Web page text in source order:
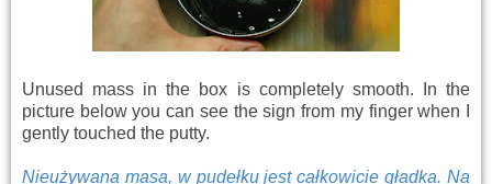
Unused mass in the box is completely smooth. In the
picture below you can see the sign from my finger when I
gently touched the putty.
Nieużywana masa, w pudełku jest całkowicie gładka. Na